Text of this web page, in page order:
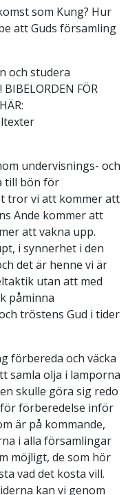
som Kung? Hur
att Guds församling
och studera
FÖR
undervisnings- och
till bön för
tror vi att kommer att
Ande kommer att
att vakna upp.
i synnerhet i den
det är henne vi är
utan att med
påminna
tröstens Gud i tider
förbereda och väcka
samla olja i lamporna
skulle göra sig redo
förberedelse inför
är på kommande,
i alla församlingar
möjligt, de som hör
vad det kosta vill.
kan vi genom